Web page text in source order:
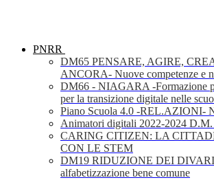
PNRR
DM65 PENSARE, AGIRE,
ANCORA- Nuove competenze e
DM66 - NIAGARA -Formazione
per la transizione digitale nelle
Piano Scuola 4.0 -REL.AZIONI-
Animatori digitali 2022-2024 D.M.
CARING CITIZEN: LA
CON LE STEM
DM19 RIDUZIONE DEI
alfabetizzazione bene comune